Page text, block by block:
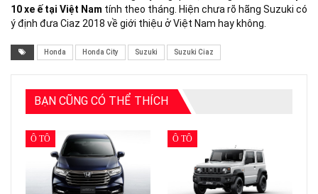
10 xe ế tại Việt Nam tính theo tháng. Hiện chưa rõ hãng Suzuki có
ý định đưa Ciaz 2018 về giới thiệu ở Việt Nam hay không.
Honda Honda City Suzuki Suzuki Ciaz
BẠN CŨNG CÓ THỂ THÍCH
Ô TÔ Ô TÔ